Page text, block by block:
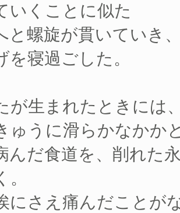
いくことに似た
と螺旋が貫いていき
を寝過ごした。
が生まれたときには
ゅうに滑らかなかか
んだ食道を、削れた
にさえ痛んだことが